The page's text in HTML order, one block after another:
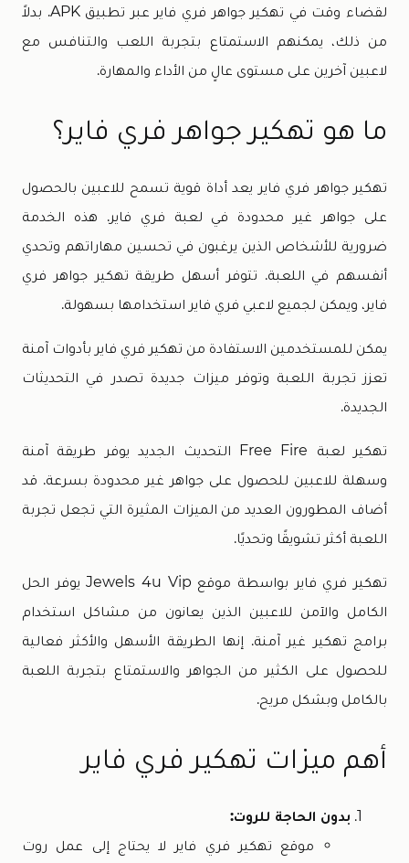
لقضاء وقت في تهكير جواهر فري فاير عبر تطبيق APK. بدلاً
من ذلك، يمكنهم الاستمتاع بتجربة اللعب والتنافس مع
لاعبين آخرين على مستوى عالٍ من الأداء والمهارة.
ما هو تهكير جواهر فري فاير؟
تهكير جواهر فري فاير يعد أداة قوية تسمح للاعبين بالحصول
على جواهر غير محدودة في لعبة فري فاير. هذه الخدمة
ضرورية للأشخاص الذين يرغبون في تحسين مهاراتهم وتحدي
أنفسهم في اللعبة. تتوفر أسهل طريقة تهكير جواهر فري
فاير، ويمكن لجميع لاعبي فري فاير استخدامها بسهولة.
يمكن للمستخدمين الاستفادة من تهكير فري فاير بأدوات آمنة
تعزز تجربة اللعبة وتوفر ميزات جديدة تصدر في التحديثات
الجديدة.
تهكير لعبة Free Fire التحديث الجديد يوفر طريقة آمنة
وسهلة للاعبين للحصول على جواهر غير محدودة بسرعة. قد
أضاف المطورون العديد من الميزات المثيرة التي تجعل تجربة
اللعبة أكثر تشويقًا وتحديًا.
تهكير فري فاير بواسطة موقع Jewels 4u Vip يوفر الحل
الكامل والآمن للاعبين الذين يعانون من مشاكل استخدام
برامج تهكير غير آمنة. إنها الطريقة الأسهل والأكثر فعالية
للحصول على الكثير من الجواهر والاستمتاع بتجربة اللعبة
بالكامل وبشكل مريح.
أهم ميزات تهكير فري فاير
بدون الحاجة للروت:
موقع تهكير فري فاير لا يحتاج إلى عمل روت